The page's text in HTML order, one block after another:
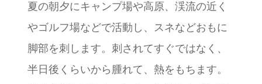
夏の朝夕にキャンプ場や高原、渓流の近く
やゴルフ場などで活動し、スネなどおもに
脚部を刺します。刺されてすぐではなく、
半日後くらいから腫れて、熱をもちます。